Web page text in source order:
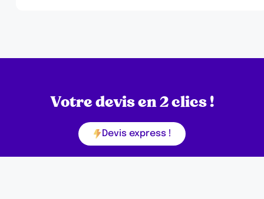
Votre devis en 2 clics !
Devis express !